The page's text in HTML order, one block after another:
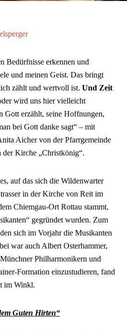
Bedürfnisse erkennen und
und meinen Geist. Das bringt
zählt und wertvoll ist. Und Zeit
wird uns hier vielleicht
Gott erzählt, seine Hoffnungen,
bei Gott danke sagt“ – mit
Aicher von der Pfarrgemeinde
der Kirche „Christkönig“.
auf das sich die Wildenwarter
in der Kirche von Reit im
Chiemgau-Ort Rottau stammt,
gegründet wurden. Zum
sich im Vorjahr die Musikanten
war auch Albert Osterhammer,
Philharmonikern und
Formation einzustudieren, fand
im Winkl.
Guten Hirten“